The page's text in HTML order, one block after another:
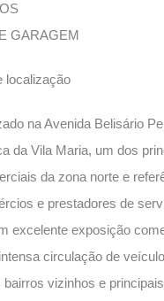
GARAGEM
localização
na Avenida Belisário
da Vila Maria, um dos
da zona norte e
e prestadores de
excelente exposição
circulação de
vizinhos e